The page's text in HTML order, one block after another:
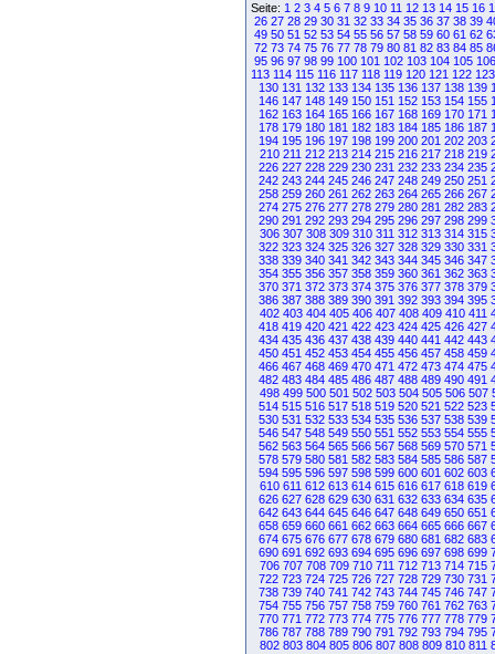
Seite: 1 2 3 4 5 6 7 8 9 10 11 12 13 14 15 16
26 27 28 29 30 31 32 33 34 35 36 37 38 39
49 50 51 52 53 54 55 56 57 58 59 60 61 62
72 73 74 75 76 77 78 79 80 81 82 83 84 85
95 96 97 98 99 100 101 102 103 104 105 106
113 114 115 116 117 118 119 120 121 122 123
130 131 132 133 134 135 136 137 138 139
146 147 148 149 150 151 152 153 154 155
162 163 164 165 166 167 168 169 170 171
178 179 180 181 182 183 184 185 186 187
194 195 196 197 198 199 200 201 202 203
210 211 212 213 214 215 216 217 218 219
226 227 228 229 230 231 232 233 234 235
242 243 244 245 246 247 248 249 250 251
258 259 260 261 262 263 264 265 266 267
274 275 276 277 278 279 280 281 282 283
290 291 292 293 294 295 296 297 298 299
306 307 308 309 310 311 312 313 314 315
322 323 324 325 326 327 328 329 330 331
338 339 340 341 342 343 344 345 346 347
354 355 356 357 358 359 360 361 362 363
370 371 372 373 374 375 376 377 378 379
386 387 388 389 390 391 392 393 394 395
402 403 404 405 406 407 408 409 410 411
418 419 420 421 422 423 424 425 426 427
434 435 436 437 438 439 440 441 442 443
450 451 452 453 454 455 456 457 458 459
466 467 468 469 470 471 472 473 474 475
482 483 484 485 486 487 488 489 490 491
498 499 500 501 502 503 504 505 506 507
514 515 516 517 518 519 520 521 522 523
530 531 532 533 534 535 536 537 538 539
546 547 548 549 550 551 552 553 554 555
562 563 564 565 566 567 568 569 570 571
578 579 580 581 582 583 584 585 586 587
594 595 596 597 598 599 600 601 602 603
610 611 612 613 614 615 616 617 618 619
626 627 628 629 630 631 632 633 634 635
642 643 644 645 646 647 648 649 650 651
658 659 660 661 662 663 664 665 666 667
674 675 676 677 678 679 680 681 682 683
690 691 692 693 694 695 696 697 698 699
706 707 708 709 710 711 712 713 714 715
722 723 724 725 726 727 728 729 730 731
738 739 740 741 742 743 744 745 746 747
754 755 756 757 758 759 760 761 762 763
770 771 772 773 774 775 776 777 778 779
786 787 788 789 790 791 792 793 794 795
802 803 804 805 806 807 808 809 810 811